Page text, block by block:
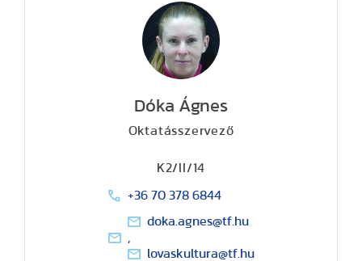
Dóka Ágnes
Oktatásszervező
K2/II/14
+36 70 378 6844
doka.agnes@tf.hu
lovaskultura@tf.hu